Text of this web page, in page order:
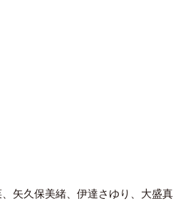
矢久保美緒 、伊達さゆり、大盛真